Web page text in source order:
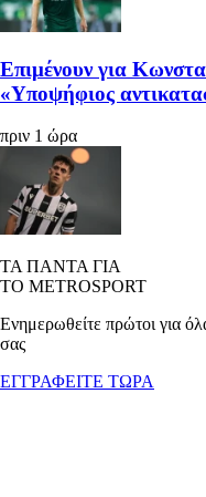
Επιμένουν για
«Υποψήφιος
πριν 1 ώρα
ΤΑ ΠΑΝΤΑ ΓΙΑ
ΤΟ METROSPORT
Ενημερωθείτε πρώτοι για
σας
ΕΓΓΡΑΦΕΙΤΕ ΤΩΡΑ